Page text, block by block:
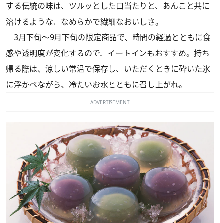
する伝統の味は、ツルッとした口当たりと、あんこと共に
溶けるような、なめらかで繊細なおいしさ。
3月下旬～9月下旬の限定商品で、時間の経過とともに食
感や透明度が変化するので、イートインもおすすめ。持ち
帰る際は、涼しい常温で保存し、いただくときに砕いた氷
に浮かべながら、冷たいお水とともに召し上がれ。
ADVERTISEMENT